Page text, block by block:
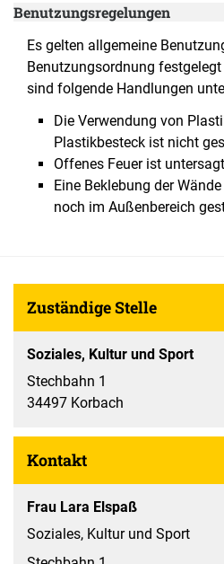
Benutzungsregelungen
Es gelten allgemeine
Benutzungsordnung
sind folgende Handlungen
Die Verwendung von
Plastikbesteck ist nicht
Offenes Feuer ist
Eine Beklebung der
noch im Außenbereich
Zuständige Stelle
Soziales, Kultur und Sport
Stechbahn 1
34497 Korbach
Kontakt
Frau Lara Elspaß
Soziales, Kultur und Sport